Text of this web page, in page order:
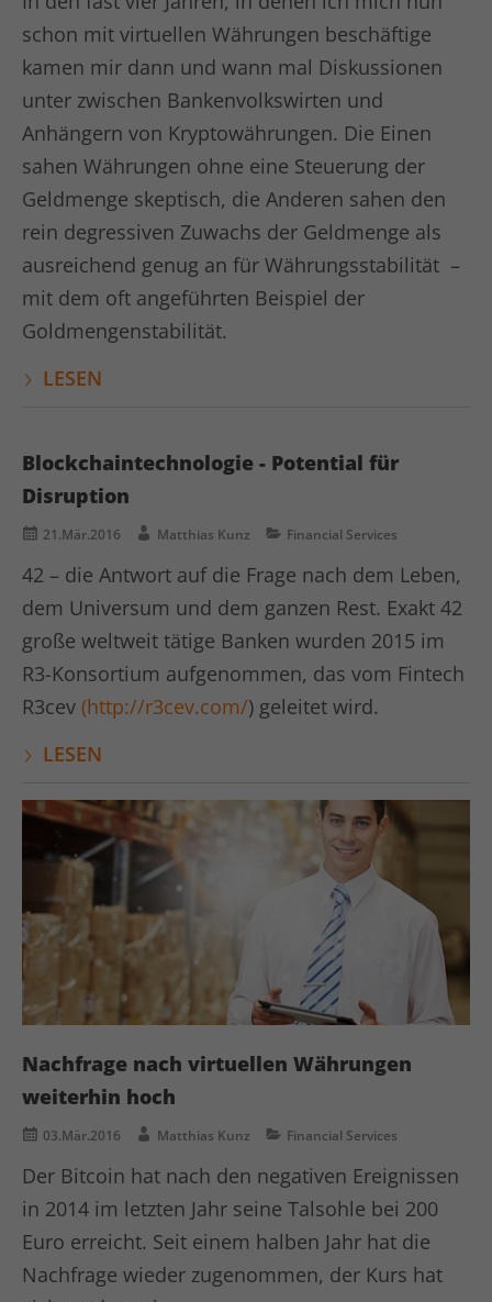
schon mit virtuellen Währungen beschäftige
kamen mir dann und wann mal Diskussionen
unter zwischen Bankenvolkswirten und
Anhängern von Kryptowährungen. Die Einen
sahen Währungen ohne eine Steuerung der
Geldmenge skeptisch, die Anderen sahen den
rein degressiven Zuwachs der Geldmenge als
ausreichend genug an für Währungsstabilität –
mit dem oft angeführten Beispiel der
Goldmengenstabilität.
LESEN
Blockchaintechnologie - Potential für
Disruption
21.Mär.2016 Matthias Kunz Financial Services
42 – die Antwort auf die Frage nach dem Leben,
dem Universum und dem ganzen Rest. Exakt 42
große weltweit tätige Banken wurden 2015 im
R3-Konsortium aufgenommen, das vom Fintech
R3cev (http://r3cev.com/) geleitet wird.
LESEN
Nachfrage nach virtuellen Währungen
weiterhin hoch
03.Mär.2016 Matthias Kunz Financial Services
Der Bitcoin hat nach den negativen Ereignissen
in 2014 im letzten Jahr seine Talsohle bei 200
Euro erreicht. Seit einem halben Jahr hat die
Nachfrage wieder zugenommen, der Kurs hat
Anbieter kununu.com
Laufzeit 1 Tag
Zweck
Dieses Cookie wird von der
Bewertungsplattform kununu.com
verwendet, um landesspezifische IPs zu
erkennen.
Name kununu_country
Anbieter kununu.com
Laufzeit
statistische Daten verwendet.